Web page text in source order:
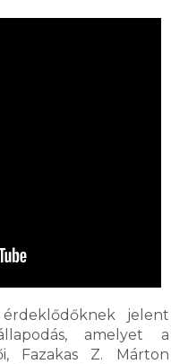
jelent
amelyet a
Fazakas Z. Márton